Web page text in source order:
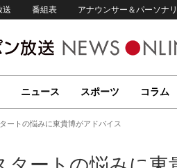
送 番組表 アナウンサー＆パーソナ
ニュース スポーツ コラム
ートの悩みに東貴博がアドバイス